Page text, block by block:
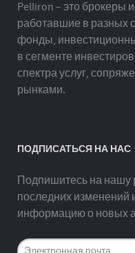
Pelliron – это брокеры
работавшие в разных
фонды,
в сегменте
спектра услуг,
рынками.
ПОДПИСАТЬСЯ НА НАС
Подпишитесь на нашу
последних изменений
информацию о новых